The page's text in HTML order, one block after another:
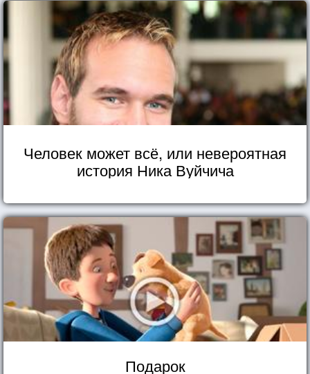
Человек может всё, или невероятная
история Ника Вуйчича
Подарок